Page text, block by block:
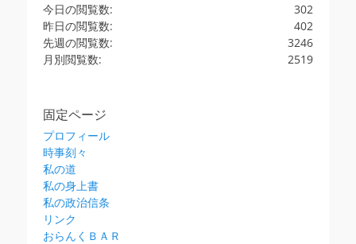
302
今日の閲覧数:
402
昨日の閲覧数:
3246
先週の閲覧数:
2519
月別閲覧数:
固定ページ
プロフィール
時事刻々
私の道
私の身上書
私の政治信条
リンク
おらんくＢＡＲ